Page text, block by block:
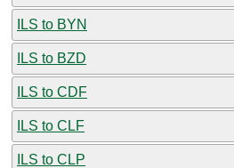
ILS to BYN
ILS to BZD
ILS to CDF
ILS to CLF
ILS to CLP